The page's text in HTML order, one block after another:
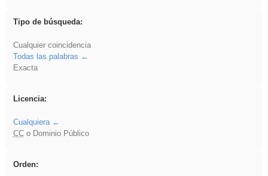
Tipo de búsqueda:
Cualquier coincidencia
Todas las palabras
Exacta
Licencia:
Cualquiera
CCo Dominio Público
Orden: